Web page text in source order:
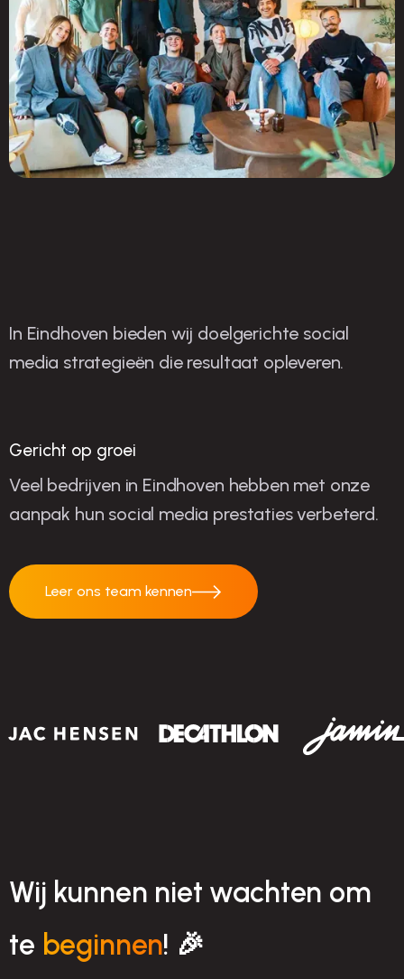
O
nze strategieën voor
In Eindhoven bieden wij doelgerichte social
media strategieën die resultaat opleveren.
Gericht op groei
Veel bedrijven in Eindhoven hebben met onze
aanpak hun social media prestaties verbeterd.
Leer ons team kennen
Wij kunnen niet wachten om
te beginnen! 🎉